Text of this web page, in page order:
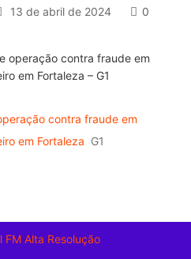
13 de abril de 2024 0
contra fraude em
em Fortaleza G1